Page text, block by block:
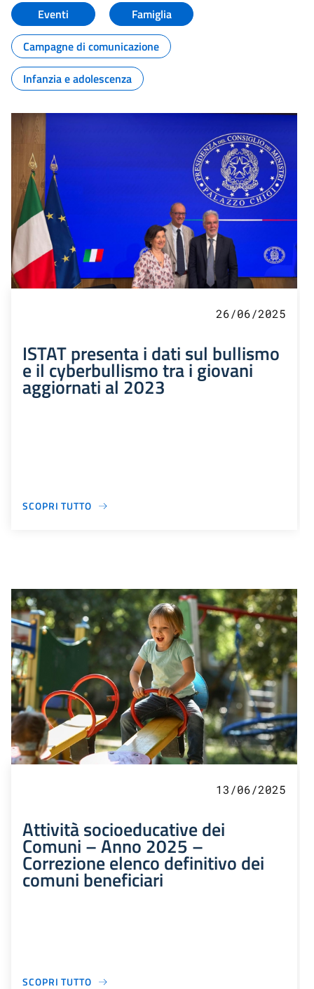
Eventi
Famiglia
Campagne di comunicazione
Infanzia e adolescenza
26/06/2025
ISTAT presenta i dati sul bullismo
e il cyberbullismo tra i giovani
aggiornati al 2023
SCOPRI TUTTO
13/06/2025
Attività socioeducative dei
Comuni – Anno 2025 –
Correzione elenco definitivo dei
comuni beneficiari
SCOPRI TUTTO